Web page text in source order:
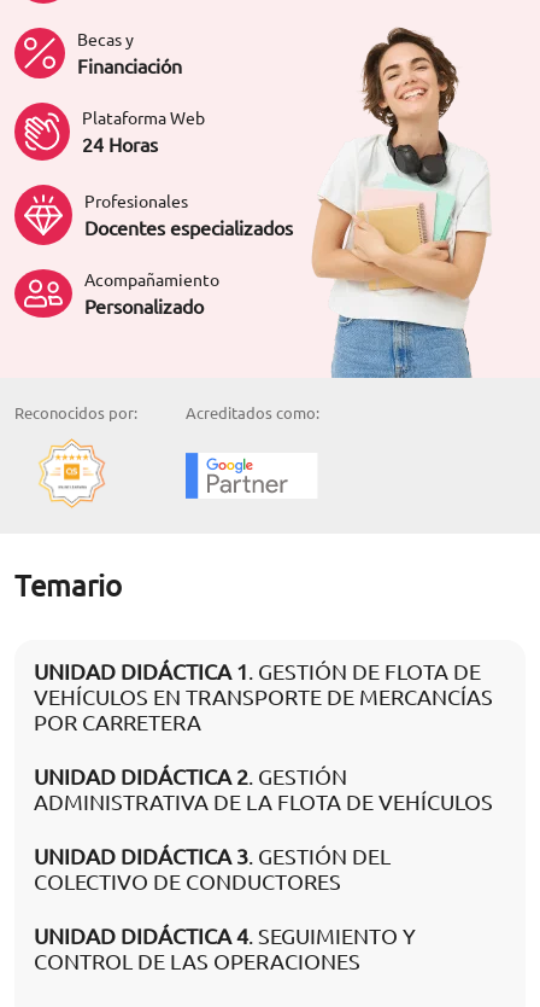
Becas y
Financiación
Plataforma Web
24 Horas
Profesionales
Docentes especializados
Acompañamiento
Personalizado
Reconocidos por: Acreditados como:
Temario
UNIDAD DIDÁCTICA 1. GESTIÓN DE FLOTA DE
VEHÍCULOS EN TRANSPORTE DE MERCANCÍAS
POR CARRETERA
UNIDAD DIDÁCTICA 2. GESTIÓN
ADMINISTRATIVA DE LA FLOTA DE VEHÍCULOS
UNIDAD DIDÁCTICA 3. GESTIÓN DEL
COLECTIVO DE CONDUCTORES
UNIDAD DIDÁCTICA 4. SEGUIMIENTO Y
CONTROL DE LAS OPERACIONES